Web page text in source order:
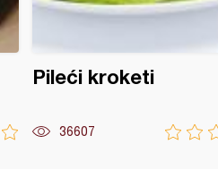
Pileći kroketi
36607